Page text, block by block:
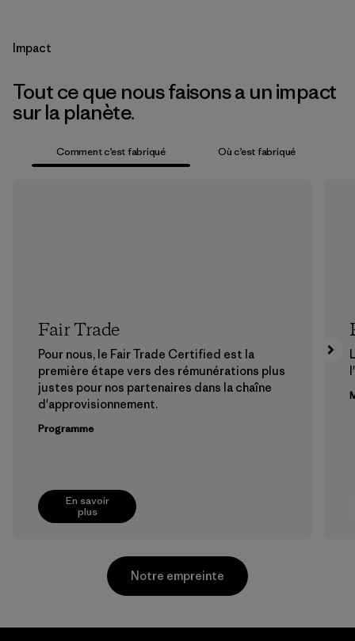
Impact
Tout ce que nous faisons a un impact
sur la planète.
Comment c’est fabriqué Où c’est fabriqué
En savoir
plus
Fair Trade
Pour nous, le Fair Trade Certified est la
première étape vers des rémunérations plus
justes pour nos partenaires dans la chaîne
d'approvisionnement.
Programme
Notre empreinte